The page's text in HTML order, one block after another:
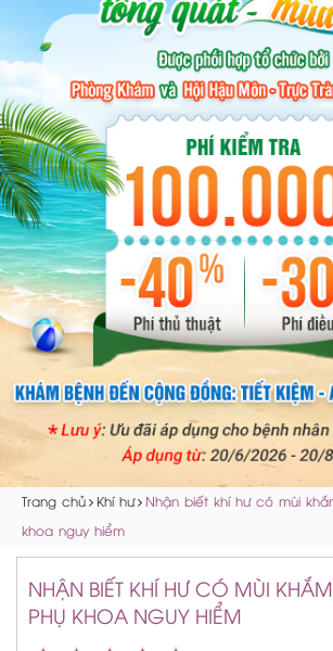
Trang chủ Khí hư
Nhận biết khí hư có mùi
khoa nguy hiểm
NHẬN BIẾT KHÍ HƯ CÓ MÙI
PHỤ KHOA NGUY HIỂM